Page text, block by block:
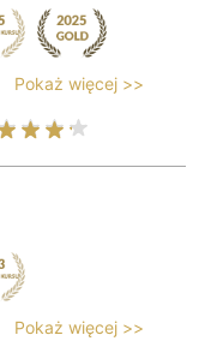
Pokaż więcej >>
Pokaż więcej >>